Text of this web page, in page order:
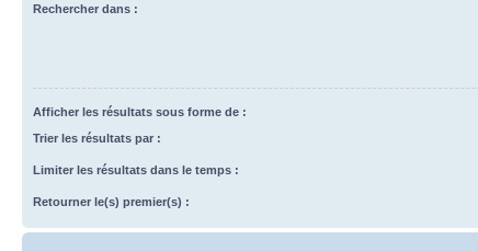
Rechercher dans :
Afficher les résultats sous forme de :
Trier les résultats par :
Limiter les résultats dans le temps :
Retourner le(s) premier(s) :